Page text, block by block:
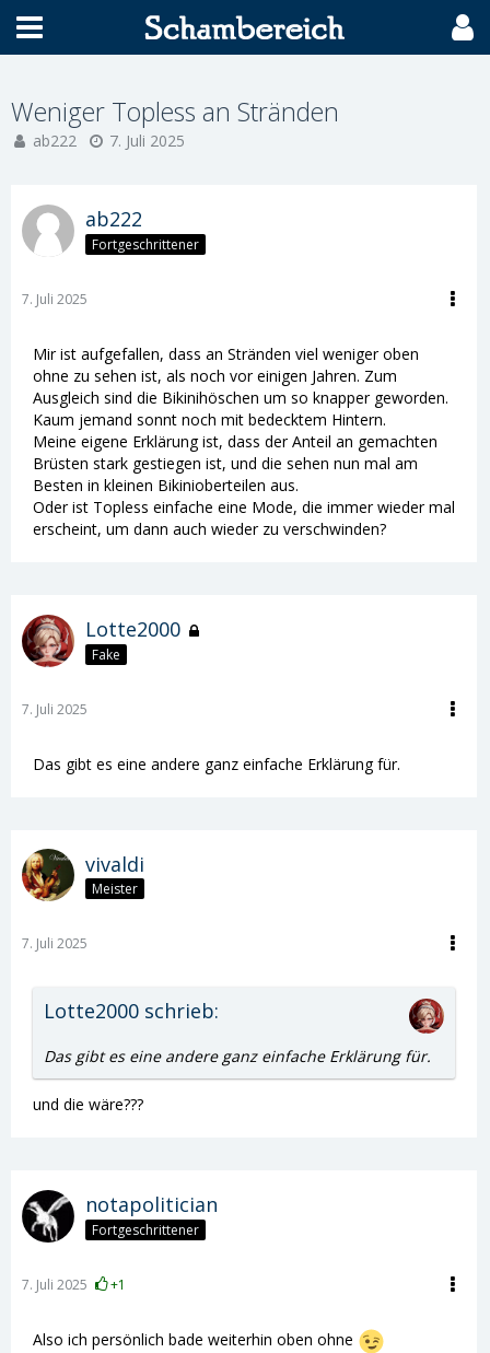
Weniger Topless an Stränden
ab222 7. Juli 2025
ab222
Fortgeschrittener
7. Juli 2025
Mir ist aufgefallen, dass an Stränden viel weniger oben
ohne zu sehen ist, als noch vor einigen Jahren. Zum
Ausgleich sind die Bikinihöschen um so knapper geworden.
Kaum jemand sonnt noch mit bedecktem Hintern.
Meine eigene Erklärung ist, dass der Anteil an gemachten
Brüsten stark gestiegen ist, und die sehen nun mal am
Besten in kleinen Bikinioberteilen aus.
Oder ist Topless einfache eine Mode, die immer wieder mal
erscheint, um dann auch wieder zu verschwinden?
Lotte2000
Fake
7. Juli 2025
Das gibt es eine andere ganz einfache Erklärung für.
vivaldi
Meister
7. Juli 2025
Lotte2000 schrieb:
Das gibt es eine andere ganz einfache Erklärung für.
und die wäre???
notapolitician
Fortgeschrittener
7. Juli 2025 +1
Also ich persönlich bade weiterhin oben ohne